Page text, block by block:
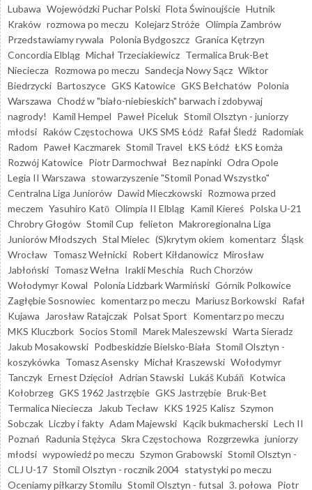
Lubawa Wojewódzki Puchar Polski Flota Świnoujście Hutnik
Kraków rozmowa po meczu Kolejarz Stróże Olimpia Zambrów
Przedstawiamy rywala Polonia Bydgoszcz Granica Kętrzyn
Concordia Elbląg Michał Trzeciakiewicz Termalica Bruk-Bet
Nieciecza Rozmowa po meczu Sandecja Nowy Sącz Wiktor
Biedrzycki Bartoszyce GKS Katowice GKS Bełchatów Polonia
Warszawa Chodź w "biało-niebieskich" barwach i zdobywaj
nagrody!
Kamil Hempel Paweł Piceluk Stomil Olsztyn - juniorzy
młodsi Raków Częstochowa UKS SMS Łódź Rafał Śledź Radomiak
Radom Paweł Kaczmarek Stomil Travel ŁKS Łódź ŁKS Łomża
Rozwój Katowice Piotr Darmochwał Bez napinki Odra Opole
Legia II Warszawa stowarzyszenie "Stomil Ponad Wszystko"
Centralna Liga Juniorów Dawid Mieczkowski Rozmowa przed
meczem Yasuhiro Katō Olimpia II Elbląg Kamil Kiereś Polska U-21
Chrobry Głogów Stomil Cup felieton Makroregionalna Liga
Juniorów Młodszych Stal Mielec (S)krytym okiem komentarz Śląsk
Wrocław Tomasz Wełnicki Robert Kiłdanowicz Mirosław
Jabłoński Tomasz Wełna Irakli Meschia Ruch Chorzów
Wołodymyr Kowal Polonia Lidzbark Warmiński Górnik Polkowice
Zagłębie Sosnowiec komentarz po meczu Mariusz Borkowski Rafał
Kujawa
Jarosław Ratajczak Polsat Sport Komentarz po meczu
MKS Kluczbork Socios Stomil Marek Maleszewski Warta Sieradz
Jakub Mosakowski Podbeskidzie Bielsko-Biała Stomil Olsztyn -
koszykówka Tomasz Asensky Michał Kraszewski Wołodymyr
Tanczyk Ernest Dzięcioł Adrian Stawski Lukáš Kubáň Kotwica
Kołobrzeg GKS 1962 Jastrzębie GKS Jastrzębie Bruk-Bet
Termalica Nieciecza
Jakub Tecław KKS 1925 Kalisz Szymon
Sobczak Liczby i fakty Adam Majewski Kącik bukmacherski Lech II
Poznań Radunia Stężyca Skra Częstochowa Rozgrzewka juniorzy
młodsi wypowiedź po meczu Szymon Grabowski Stomil Olsztyn -
CLJ U-17 Stomil Olsztyn - rocznik 2004 statystyki po meczu
Oceniamy piłkarzy Stomilu Stomil Olsztyn - futsal 3. połowa Piotr